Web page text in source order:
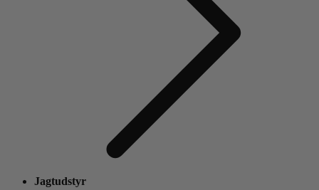
Jagtudstyr